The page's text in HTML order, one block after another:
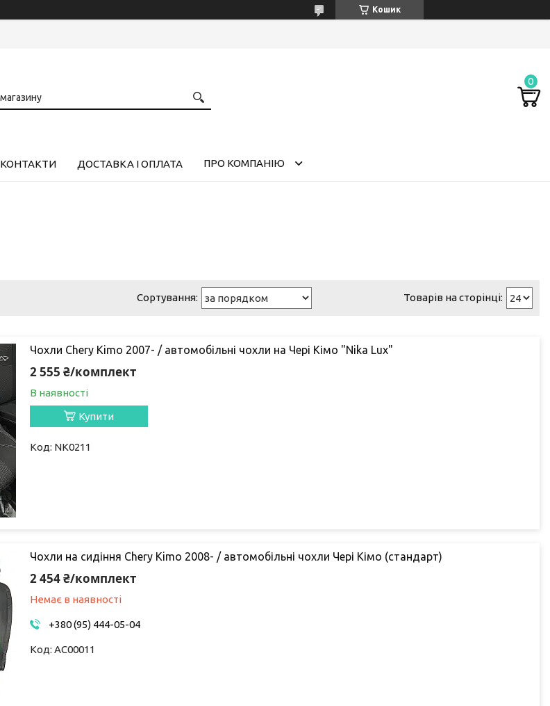
Кошик
КОНТАКТИ ДОСТАВКА І ОПЛАТА ПРО КОМПАНІЮ
Чохли Chery Kimo 2007- / автомобільні чохли на Чері Кімо "Nika Lux"
2 555 ₴/комплект
В наявності
Купити
NK0211
Чохли на сидіння Chery Kimo 2008- / автомобільні чохли Чері Кімо (стандарт)
2 454 ₴/комплект
Немає в наявності
+380 (95) 444-05-04
AC00011